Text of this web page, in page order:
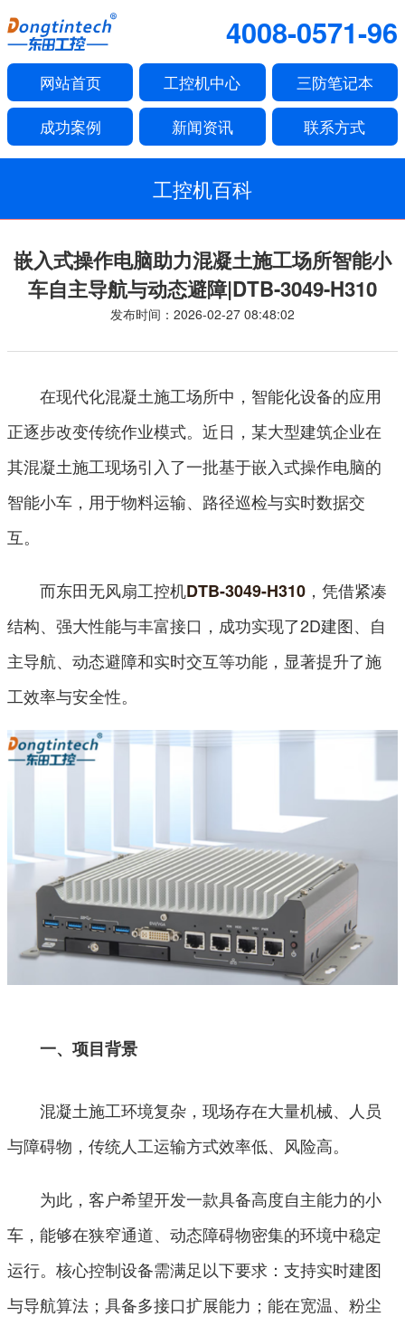
4008-0571-96
网站首页 工控机中心 三防笔记本
成功案例 新闻资讯 联系方式
工控机百科
嵌入式操作电脑助力混凝土施工场所智能小
车自主导航与动态避障|DTB-3049-H310
发布时间：2026-02-27 08:48:02
在现代化混凝土施工场所中，智能化设备的应用
正逐步改变传统作业模式。近日，某大型建筑企业在
其混凝土施工现场引入了一批基于嵌入式操作电脑的
智能小车，用于物料运输、路径巡检与实时数据交
互。
而东田无风扇工控机DTB-3049-H310 ，凭借紧凑
结构、强大性能与丰富接口，成功实现了2D建图、自
主导航、动态避障和实时交互等功能，显著提升了施
工效率与安全性。
一、项目背景
混凝土施工环境复杂，现场存在大量机械、人员
与障碍物，传统人工运输方式效率低、风险高。
为此，客户希望开发一款具备高度自主能力的小
车，能够在狭窄通道、动态障碍物密集的环境中稳定
运行。核心控制设备需满足以下要求：支持实时建图
与导航算法；具备多接口扩展能力；能在宽温、粉尘